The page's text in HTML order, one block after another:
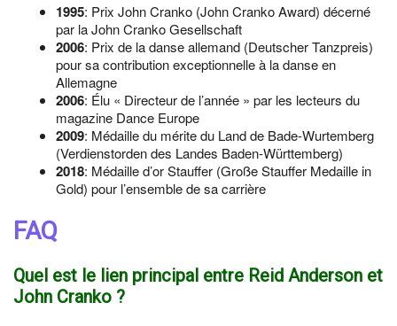
1995: Prix John Cranko (John Cranko Award) décerné
par la John Cranko Gesellschaft
2006: Prix de la danse allemand (Deutscher Tanzpreis)
pour sa contribution exceptionnelle à la danse en
Allemagne
2006: Élu « Directeur de l’année » par les lecteurs du
magazine Dance Europe
2009: Médaille du mérite du Land de Bade-Wurtemberg
(Verdienstorden des Landes Baden-Württemberg)
2018: Médaille d’or Stauffer (Große Stauffer Medaille in
Gold) pour l’ensemble de sa carrière
FAQ
Quel est le lien principal entre Reid Anderson et
John Cranko ?